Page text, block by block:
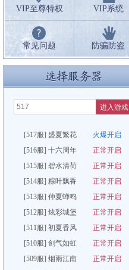
VIP至尊特权 VIP系统
常见问题 防骗防盗
进入游戏
[517服] 盛夏繁花
火爆开启
[516服] 十六周年
正常开启
[515服] 碧水清荷
正常开启
[514服] 粽叶飘香
正常开启
[513服] 仲夏蝉鸣
正常开启
[512服] 炫彩城堡
正常开启
[511服] 初夏香风
正常开启
[510服] 剑气如虹
正常开启
[509服] 烟雨江南
正常开启